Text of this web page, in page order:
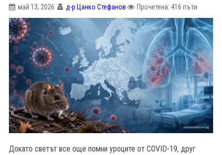
май 13, 2026 д-р Цанко Стефанов Прочетена: 416 пъти
Докато светът все още помни уроците от COVID-19, друг